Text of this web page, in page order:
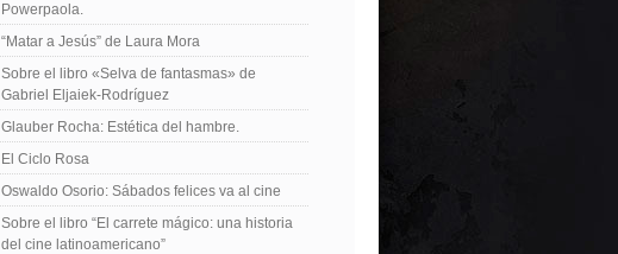
Powerpaola.
“Matar a Jesús” de Laura Mora
Sobre el libro «Selva de fantasmas» de
Gabriel Eljaiek-Rodríguez
Glauber Rocha: Estética del hambre.
El Ciclo Rosa
Oswaldo Osorio: Sábados felices va al cine
Sobre el libro “El carrete mágico: una historia
del cine latinoamericano”